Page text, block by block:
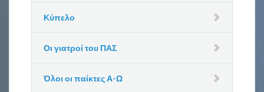
Κύπελο
Οι γιατροί του ΠΑΣ
Όλοι οι παίκτες Α-Ω